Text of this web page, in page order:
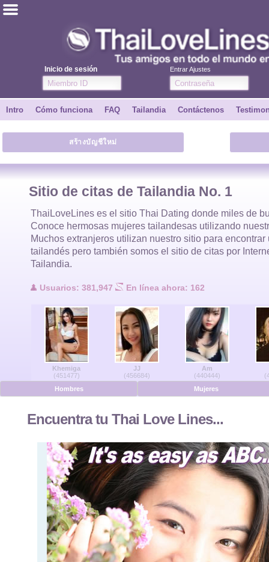
Inicio de sesión Entrar Ajustes
ไทย
Testimonios
Dile a un amigo
Intro
Contáctenos
Hombres en línea
Mujeres en línea
Español
Intro Cómo funciona FAQ Tailandia Contáctenos
สร้างบัญชีใหม่
Sitio de citas de Tailandia No. 1
ThaiLoveLines es el sitio Thai Dating donde miles de
Conoce hermosas mujeres tailandesas utilizando
Muchos extranjeros utilizan nuestro sitio para
tailandés pero también somos el sitio de citas por
Tailandia.
Usuarios: 381,947 En línea ahora: 162
Khemiga
(451477)
JJ
(456684)
Am
(440444)
Hombres
Mujeres
Encuentra tu Thai Love Lines...